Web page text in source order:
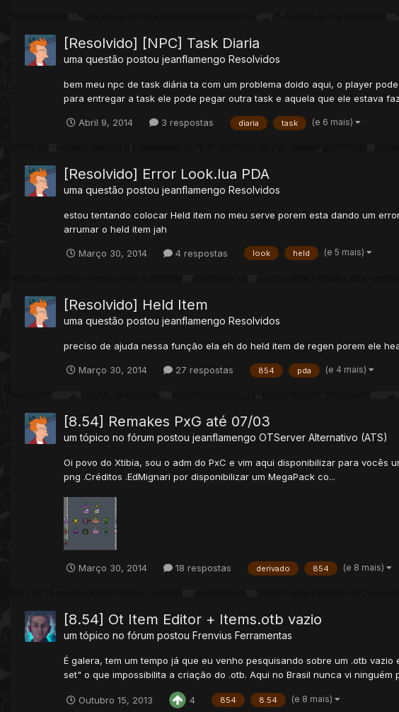
[Resolvido] [NPC] Task Diaria
uma questão postou jeanflamengo Resolvidos
bem meu npc de task diária ta com um problema doido aqui, o player
para entregar a task ele pode pegar outra task e aquela que ele estava
Abril 9, 2014 3 respostas diaria task (e 6 mais)
[Resolvido] Error Look.lua PDA
uma questão postou jeanflamengo Resolvidos
estou tentando colocar Held item no meu serve porem esta dando um
arrumar o held item jah
Março 30, 2014 4 respostas look held (e 5 mais)
[Resolvido] Held Item
uma questão postou jeanflamengo Resolvidos
preciso de ajuda nessa função ela eh do held item de regen porem ele
Março 30, 2014 27 respostas 854 pda (e 4 mais)
[8.54] Remakes PxG até 07/03
um tópico no fórum postou jeanflamengo OTServer Alternativo (ATS)
Oi povo do Xtibia, sou o adm do PxC e vim aqui disponibilizar para vocês
png .Créditos .EdMignari por disponibilizar um MegaPack co...
Março 30, 2014 18 respostas derivado 854 (e 8 mais)
[8.54] Ot Item Editor + Items.otb vazio
um tópico no fórum postou Frenvius Ferramentas
É galera, tem um tempo já que eu venho pesquisando sobre um .otb
set" o que impossibilita a criação do .otb. Aqui no Brasil nunca vi ninguém
Outubro 15, 2013 4 854 8.54 (e 8 mais)